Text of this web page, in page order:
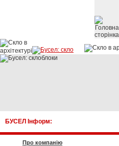
БУСЕЛ Інформ:
Про компанію